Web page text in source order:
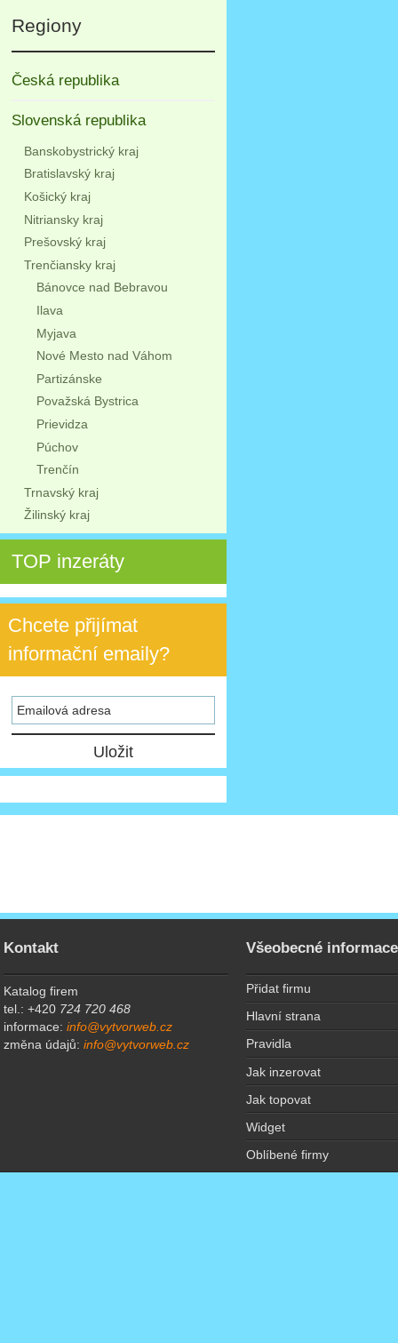
Regiony
Česká republika
Slovenská republika
Banskobystrický kraj
Bratislavský kraj
Košický kraj
Nitriansky kraj
Prešovský kraj
Trenčiansky kraj
Bánovce nad Bebravou
Ilava
Myjava
Nové Mesto nad Váhom
Partizánske
Považská Bystrica
Prievidza
Púchov
Trenčín
Trnavský kraj
Žilinský kraj
TOP inzeráty
Chcete přijímat
informační emaily?
Kontakt
Katalog firem
tel.: +420 724 720 468
informace:info@vytvorweb.cz
změna údajů:info@vytvorweb.cz
Všeobecné informace
Přidat firmu
Hlavní strana
Pravidla
Jak inzerovat
Jak topovat
Widget
Oblíbené firmy